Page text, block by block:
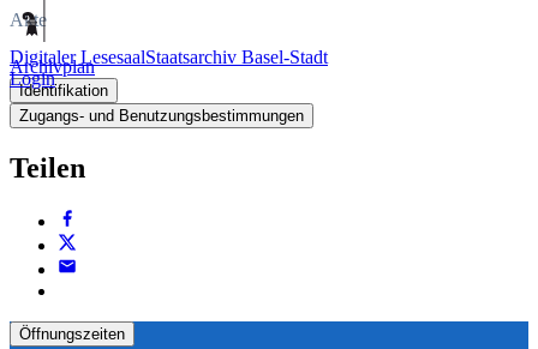
Digitaler LesesaalStaatsarchiv Basel-Stadt
Login
Akte
Archivplan
Identifikation
Zugangs- und Benutzungsbestimmungen
Teilen
Öffnungszeiten